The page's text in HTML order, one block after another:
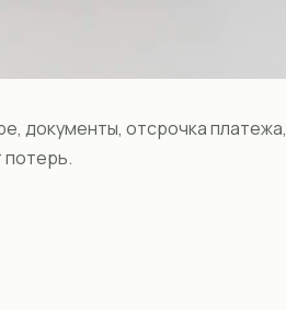
документы, отсрочка платежа,
потерь.